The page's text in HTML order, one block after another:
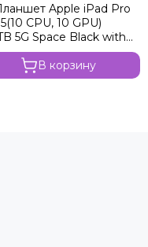
Apple iPad Pro
CPU, 10 GPU)
5G Space Black with
texture glass
В корзину